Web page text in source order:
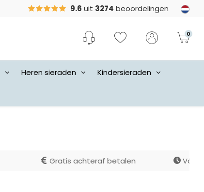
9.6 uit 3274 beoordelingen
0
Heren sieraden Kindersieraden
Vóór 16.00 besteld, direct verzonden